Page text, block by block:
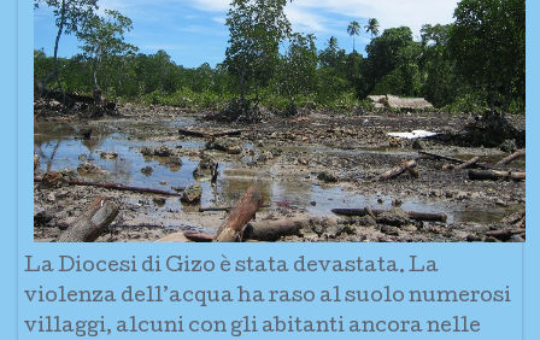
La Diocesi di Gizo è stata devastata. La
violenza dell’acqua ha raso al suolo numerosi
villaggi, alcuni con gli abitanti ancora nelle